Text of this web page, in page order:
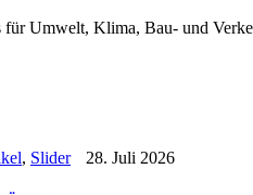
für Umwelt, Klima, Bau- und
, Slider 28. Juli 2026